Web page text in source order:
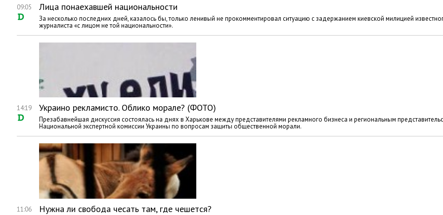
09:05 Лица понаехавшей национальности
За несколько последних дней, казалось бы, только ленивый не прокомментировал ситуацию с задержанием киевской милицией
журналиста «с лицом не той национальности».
14:19 Украино рекламисто. Облико морале? (ФОТО)
Презабавнейшая дискуссия состоялась на днях в Харькове между представителями рекламного бизнеса и региональным
Национальной экспертной комиссии Украины по вопросам защиты общественной морали.
11:06 Нужна ли свобода чесать там, где чешется?